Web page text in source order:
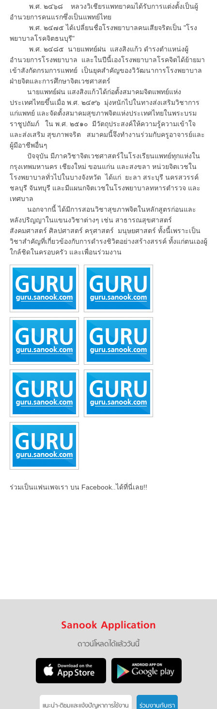
พ.ศ. ๒๔๖๘ หลวงวิเชียรแพทยาคมได้รับการแต่งตั้งเป็นผู้
อำนวยการคนแรกซึ่งเป็นแพทย์ไทย
พ.ศ. ๒๔๗๕ ได้เปลี่ยนชื่อโรงพยาบาลคนเสียจริตเป็น "โรง
พยาบาลโรคจิตธนบุรี"
พ.ศ. ๒๔๘๕ นายแพทย์ฝน แสงสิงแก้ว ดำรงตำแหน่งผู้
อำนวยการโรงพยาบาล และในปีนี้เองโรงพยาบาลโรคจิตได้ย้ายมา
เข้าสังกัดกรมการแพทย์ เป็นยุคสำคัญของวิวัฒนาการโรงพยาบาล
ฝ่ายจิตและการศึกษาจิตเวชศาสตร์
นายแพทย์ฝน แสงสิงแก้วได้ก่อตั้งสมาคมจิตแพทย์แห่ง
ประเทศไทยขึ้นเมื่อ พ.ศ. ๒๔๙๖ มุ่งหนักไปในทางส่งเสริมวิชาการ
แก่แพทย์ และจัดตั้งสมาคมสุขภาพจิตแห่งประเทศไทยในพระบรม
ราชูปถัมภ์ ใน พ.ศ. ๒๕๑๐ มีวัตถุประสงค์ให้ความรู้ความเข้าใจ
และส่งเสริม สุขภาพจริต สมาคมนี้จึงทำงานร่วมกับครูอาจารย์และ
ผู้มีอาชีพอื่นๆ
ปัจจุบัน มีภาควิชาจิตเวชศาสตร์ในโรงเรียนแพทย์ทุกแห่งใน
กรุงเทพมหานคร เชียงใหม่ ขอนแก่น และสงขลา หน่วยจิตเวชใน
โรงพยาบาลทั่วไปในบางจังหวัด ได้แก่ ยะลา สระบุรี นครสวรรค์
ชลบุรี จันทบุรี และมีแผนกจิตเวชในโรงพยาบาลทหารตำรวจ และ
เทศบาล
นอกจากนี้ ได้มีการสอนวิชาสุขภาพจิตในหลักสูตรก่อนและ
หลังปริญญาในแขนงวิชาต่างๆ เช่น สาธารณสุขศาสตร์
สังคมศาสตร์ ศิลปศาสตร์ ครุศาสตร์ มนุษยศาสตร์ ทั้งนี้เพราะเป็น
วิชาสำคัญที่เกี่ยวข้องกับการดำรงชิวิตอย่างสร้างสรรค์ ทั้งแก่ตนเองผู้
ใกล้ชิดในครอบครัว และเพื่อนร่วมงาน
ร่วมเป็นแฟนเพจเรา บน Facebook..ได้ที่นี่เลย!!
Sanook Application
ดาวน์โหลดได้แล้ววันนี้
แนะนำ-ติชมเเละแจ้งปัญหาการใช้งาน ร่วมงานกับเรา